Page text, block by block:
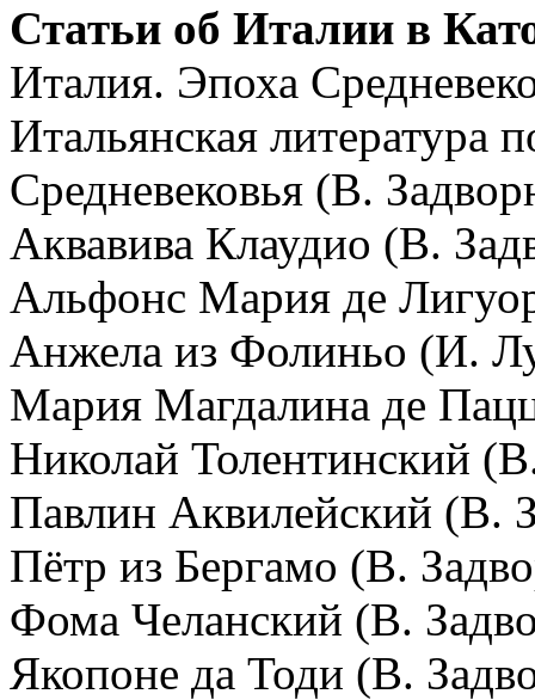
Статьи об Италии в
Италия. Эпоха
Итальянская литература
Средневековья (В.
Аквавива Клаудио (В.
Альфонс Мария де
Анжела из Фолиньо (И.
Мария Магдалина де
Николай Толентинский
Павлин Аквилейский (В.
Пётр из Бергамо (В.
Фома Челанский (В.
Якопоне да Тоди (В.